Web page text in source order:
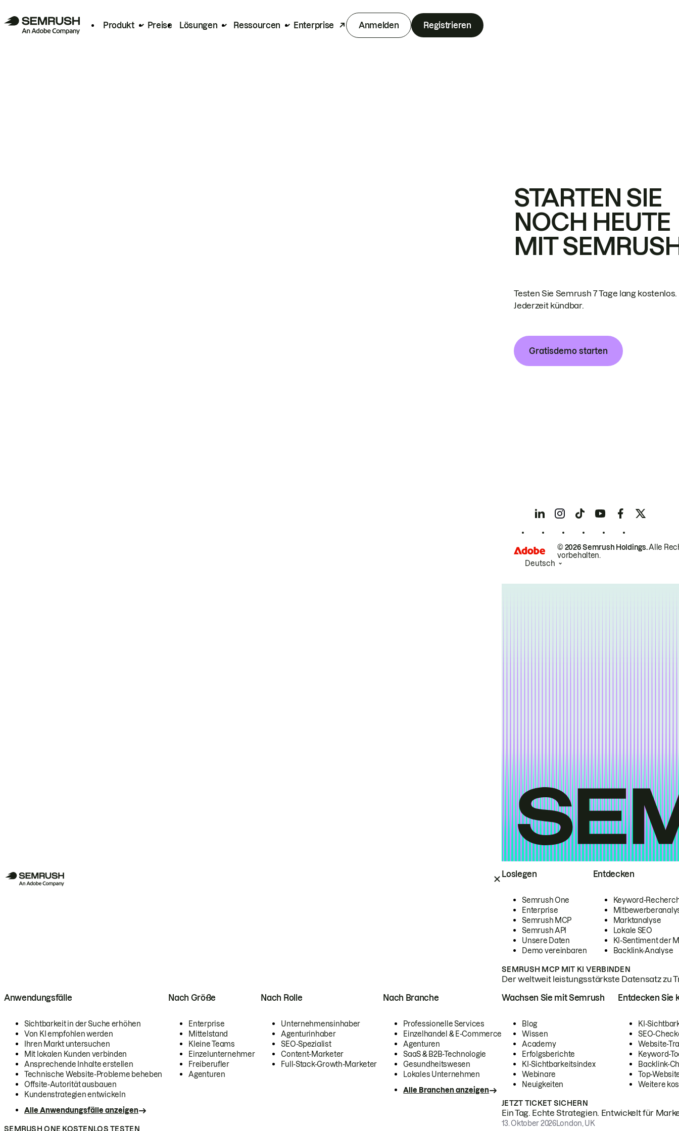
Produkt Preise Lösungen Ressourcen Enterprise Anmelden Registrieren
Loslegen
Semrush One
Enterprise
Semrush MCP
Semrush API
Unsere Daten
Demo vereinbaren
Entdecken
Keyword-
Marktanalyse
Lokale SEO
KI-Sentiment der
Backlink-Analyse
SEMRUSH MCP MIT KI VERBINDEN
Der weltweit leistungsstärkste Datensatz zu
Anwendungsfälle
Sichtbarkeit in der Suche erhöhen
Von KI empfohlen werden
Ihren Markt untersuchen
Mit lokalen Kunden verbinden
Ansprechende Inhalte erstellen
Technische Website-Probleme beheben
Offsite-Autorität ausbauen
Kundenstrategien entwickeln
Alle Anwendungsfälle anzeigen
Nach Größe
Enterprise
Mittelstand
Kleine Teams
Einzelunternehmer
Freiberufler
Agenturen
Nach Rolle
Unternehmensinhaber
Agenturinhaber
SEO-Spezialist
Content-Marketer
Full-Stack-Growth-Marketer
Nach Branche
Professionelle Services
Einzelhandel & E-Commerce
Agenturen
SaaS & B2B-Technologie
Gesundheitswesen
Lokales Unternehmen
Alle Branchen anzeigen
SEMRUSH ONE KOSTENLOS TESTEN
Wachsen Sie mit Semrush
Blog
Wissen
Academy
Erfolgsberichte
KI-Sichtbarkeitsindex
Webinare
Neuigkeiten
Entdecken Sie
KI-
SEO-
Website-
Keyword-
Backlink-
Top-
Weitere
JETZT TICKET SICHERN
Ein Tag. Echte Strategien. Entwickelt für
13. Oktober 2026London, UK
STARTEN SIE
NOCH HEUTE
MIT
Testen Sie Semrush 7 Tage lang kostenlos.
Jederzeit kündbar.
Gratisdemo starten
© 2026 Semrush Holdings.Alle
vorbehalten.
Deutsch